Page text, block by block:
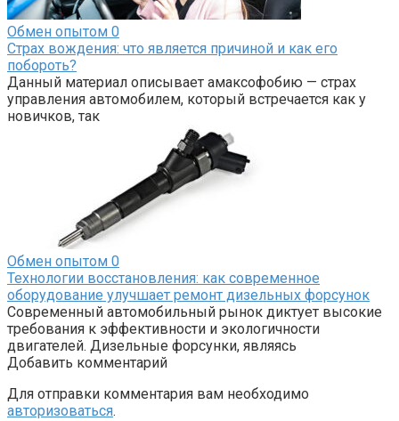
Обмен опытом 0
Страх вождения: что является причиной и как его
побороть?
Данный материал описывает амаксофобию — страх
управления автомобилем, который встречается как у
новичков, так
Обмен опытом 0
Технологии восстановления: как современное
оборудование улучшает ремонт дизельных форсунок
Современный автомобильный рынок диктует высокие
требования к эффективности и экологичности
двигателей. Дизельные форсунки, являясь
Добавить комментарий
Для отправки комментария вам необходимо
авторизоваться.